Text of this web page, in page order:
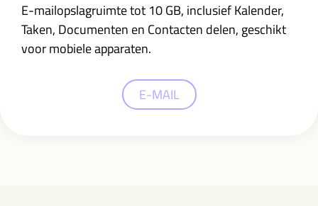
E-mailopslagruimte tot 10 GB, inclusief Kalender,
Taken, Documenten en Contacten delen, geschikt
voor mobiele apparaten.
E-MAIL